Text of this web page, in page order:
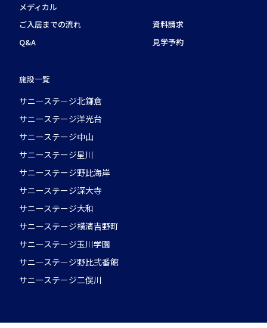
メディカル
ご入居までの流れ
Q&A
施設一覧
サニーステージ北鎌倉
サニーステージ洋光台
サニーステージ中山
サニーステージ星川
サニーステージ野比海岸
サニーステージ深大寺
サニーステージ大和
サニーステージ横濱吉野町
サニーステージ玉川学園
サニーステージ野比弐番館
サニーステージ二俣川
資料請求
見学予約